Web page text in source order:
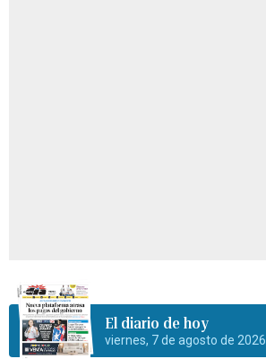
El diario de hoy
viernes, 7 de agosto de 2026